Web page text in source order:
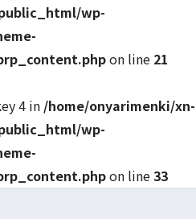
wp-
on line 21
4 in /home/onyarimenki/xn-
wp-
on line33